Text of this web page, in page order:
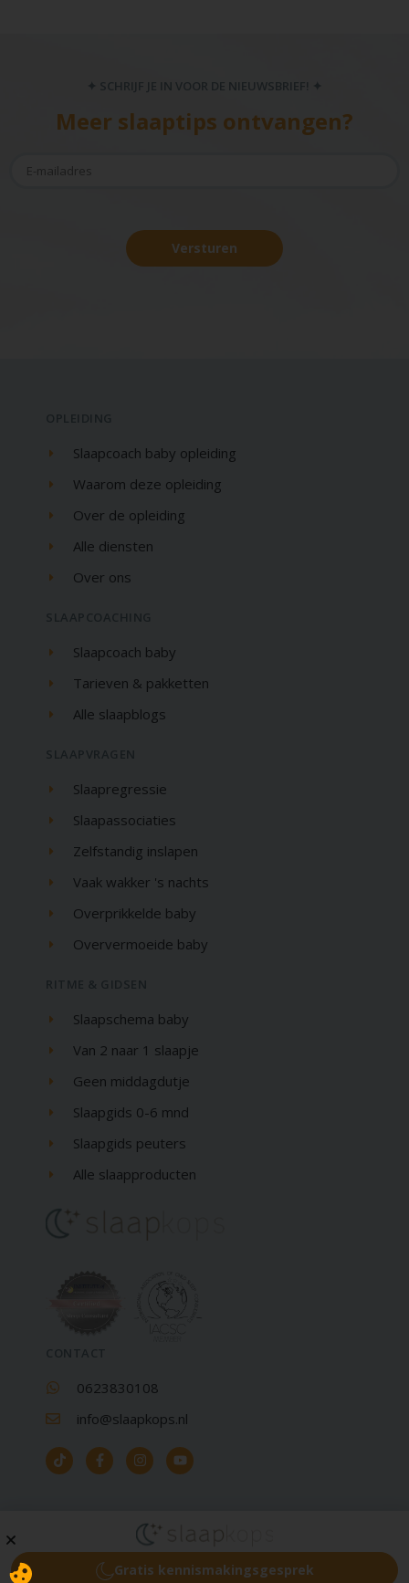
✦ SCHRIJF JE IN VOOR DE NIEUWSBRIEF! ✦
Meer slaaptips ontvangen?
Versturen
Slaapcoach baby opleiding
Waarom deze opleiding
Over de opleiding
Alle diensten
Over ons
Slaapcoach baby
Tarieven & pakketten
Alle slaapblogs
Slaapregressie
Slaapassociaties
Zelfstandig inslapen
Vaak wakker 's nachts
Overprikkelde baby
Oververmoeide baby
Slaapschema baby
Van 2 naar 1 slaapje
Geen middagdutje
Slaapgids 0-6 mnd
Slaapgids peuters
Alle slaapproducten
0623830108
info@slaapkops.nl
Copyright © Slaapkops 2026 KvK: 80162258
Privacybeleid
CookiebeleidDisclaimerAlgemene voorwaarden
Gratis kennismakingsgesprek